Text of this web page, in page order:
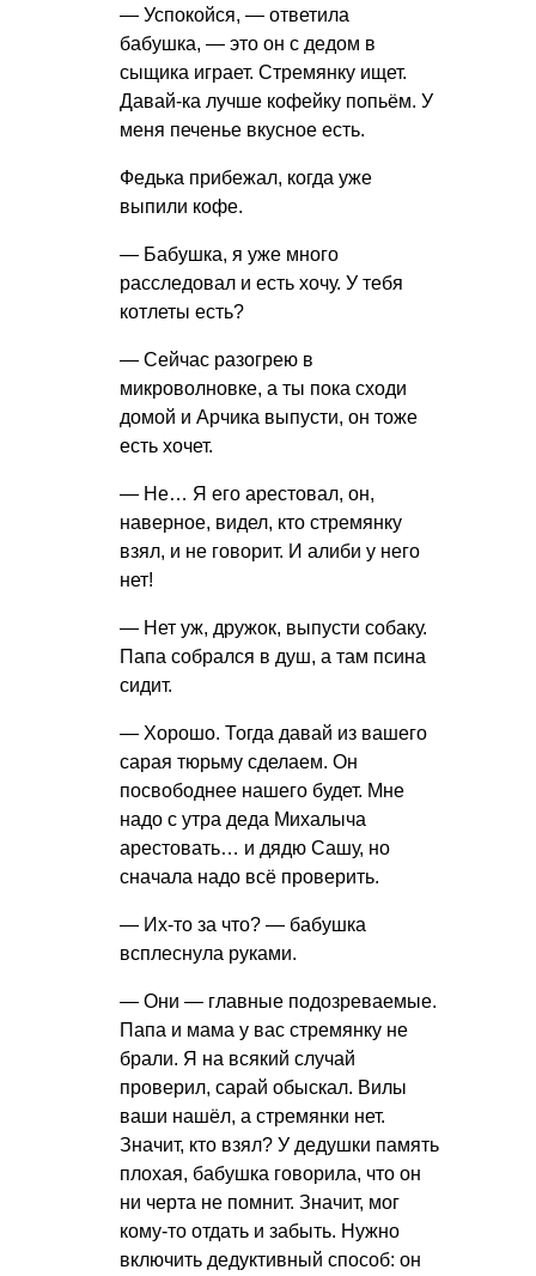
— Успокойся, — ответила
бабушка, — это он с дедом в
сыщика играет. Стремянку ищет.
Давай-ка лучше кофейку попьём. У
меня печенье вкусное есть.
Федька прибежал, когда уже
выпили кофе.
— Бабушка, я уже много
расследовал и есть хочу. У тебя
котлеты есть?
— Сейчас разогрею в
микроволновке, а ты пока сходи
домой и Арчика выпусти, он тоже
есть хочет.
— Не… Я его арестовал, он,
наверное, видел, кто стремянку
взял, и не говорит. И алиби у него
нет!
— Нет уж, дружок, выпусти собаку.
Папа собрался в душ, а там псина
сидит.
— Хорошо. Тогда давай из вашего
сарая тюрьму сделаем. Он
посвободнее нашего будет. Мне
надо с утра деда Михалыча
арестовать… и дядю Сашу, но
сначала надо всё проверить.
— Их-то за что? — бабушка
всплеснула руками.
— Они — главные подозреваемые.
Папа и мама у вас стремянку не
брали. Я на всякий случай
проверил, сарай обыскал. Вилы
ваши нашёл, а стремянки нет.
Значит, кто взял? У дедушки память
плохая, бабушка говорила, что он
ни черта не помнит. Значит, мог
кому-то отдать и забыть. Нужно
включить дедуктивный способ: он